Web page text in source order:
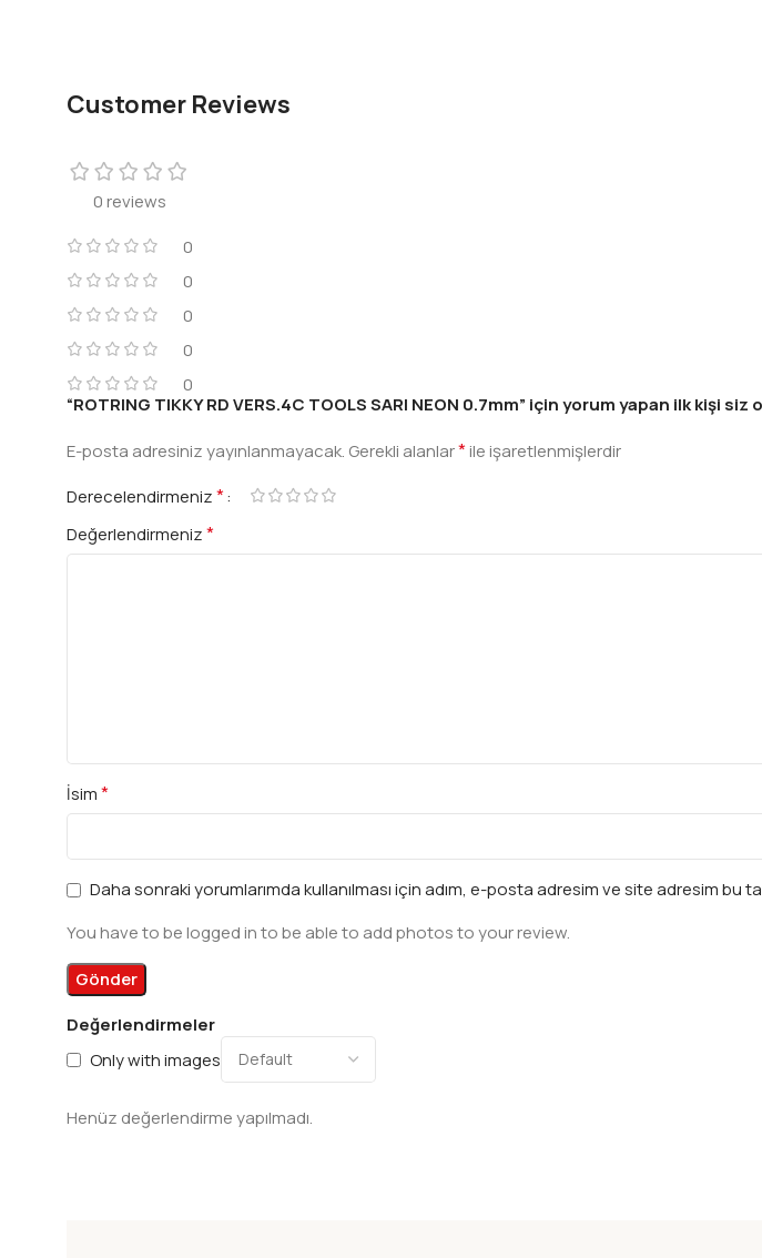
Customer Reviews
0 reviews
0
0
0
0
0
Değerlendirmeler
Only with images
Henüz değerlendirme yapılmadı.
“ROTRING TIKKY RD VERS.4C TOOLS SARI NEON 0.7mm” için yorum yapan ilk kişi siz
E-posta adresiniz yayınlanmayacak. Gerekli alanlar*ile işaretlenmişlerdir
Derecelendirmeniz*
Değerlendirmeniz*
İsim*
Daha sonraki yorumlarımda kullanılması için adım, e-posta adresim ve site adresim bu
You have to be logged in to be able to add photos to your review.